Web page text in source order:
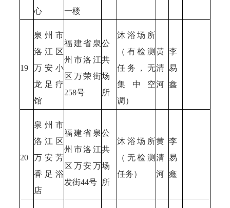
心
一楼
19
泉州市
洛江区
万安小
龙足疗
馆
福建省泉
州市洛江
区万荣街
258号
公
共
场
所
沐浴场所
（有检测
任务，无
集中空
调）
黄
清
河
李
易
鑫
20
泉州市
洛江区
万安芳
香足浴
店
福建省泉
州市洛江
区万安万
发街44号
公
共
场
所
沐浴场所
（无检测
任务）
黄
清
河
李
易
鑫